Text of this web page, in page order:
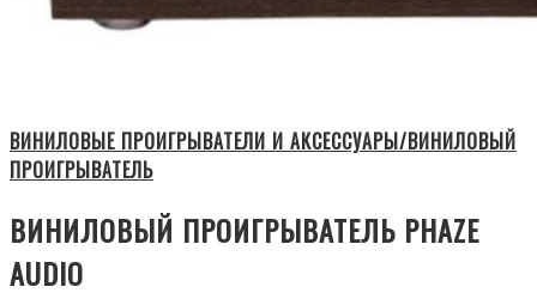
ВИНИЛОВЫЕ ПРОИГРЫВАТЕЛИ И АКСЕССУАРЫ/ВИНИЛОВЫЙ
ПРОИГРЫВАТЕЛЬ
ВИНИЛОВЫЙ ПРОИГРЫВАТЕЛЬ PHAZE
AUDIO